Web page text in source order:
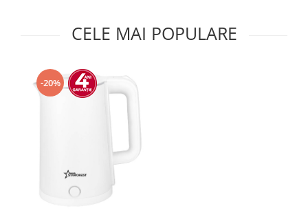
Cuptor cu microunde
Mașină de făcut gheață
Robot de bucătărie
Sandwich maker
CELE MAI POPULARE
-20%